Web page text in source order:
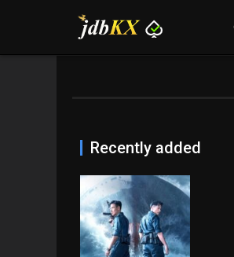
Recently added